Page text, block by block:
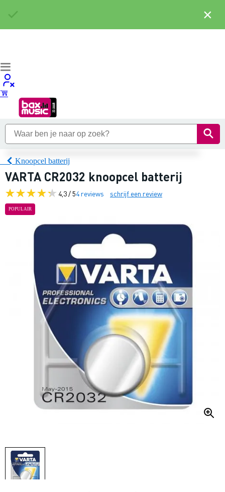
Knoopcel batterij
VARTA CR2032 knoopcel batterij
4,3 / 54 reviews schrijf een review
POPULAIR
×